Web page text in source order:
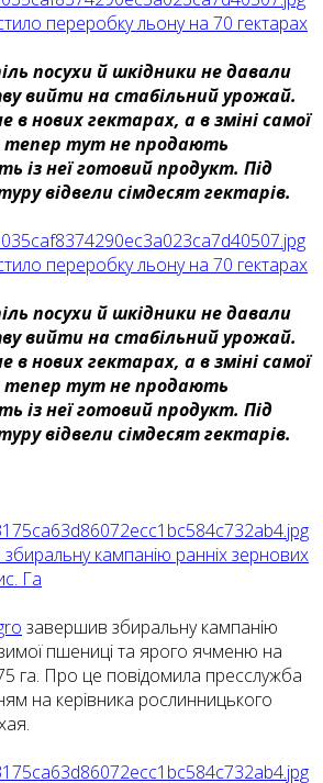
переробку льону на 70 гектарах
посухи й шкідники не давали
вийти на стабільний урожай.
в нових гектарах, а в зміні самої
тепер тут не продають
із неї готовий продукт. Під
відвели сімдесят гектарів.
переробку льону на 70 гектарах
посухи й шкідники не давали
вийти на стабільний урожай.
в нових гектарах, а в зміні самої
тепер тут не продають
із неї готовий продукт. Під
відвели сімдесят гектарів.
кампанію ранніх зернових
Га
завершив збиральну кампанію
пшениці та ярого ячменю на
га. Про це повідомила пресслужба
на керівника рослинницького